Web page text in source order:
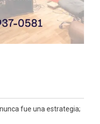
fue una estrategia;